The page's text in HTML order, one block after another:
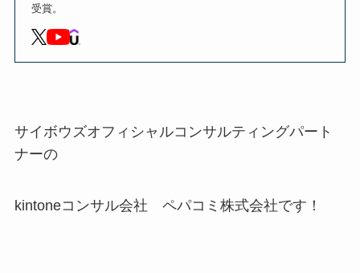
受賞。
サイボウズオフィシャルコンサルティングパート
ナーの
kintoneコンサル会社 ペパコミ株式会社です！